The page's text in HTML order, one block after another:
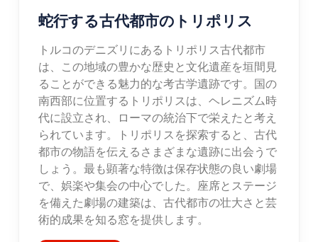
蛇行する古代都市のトリポリス
トルコのデニズリにあるトリポリス古代都市
は、この地域の豊かな歴史と文化遺産を垣間見
ることができる魅力的な考古学遺跡です。国の
南西部に位置するトリポリスは、ヘレニズム時
代に設立され、ローマの統治下で栄えたと考え
られています。トリポリスを探索すると、古代
都市の物語を伝えるさまざまな遺跡に出会うで
しょう。最も顕著な特徴は保存状態の良い劇場
で、娯楽や集会の中心でした。座席とステージ
を備えた劇場の建築は、古代都市の壮大さと芸
術的成果を知る窓を提供します。